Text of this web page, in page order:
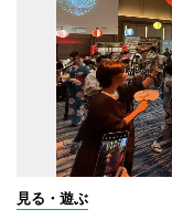
見る・遊ぶ